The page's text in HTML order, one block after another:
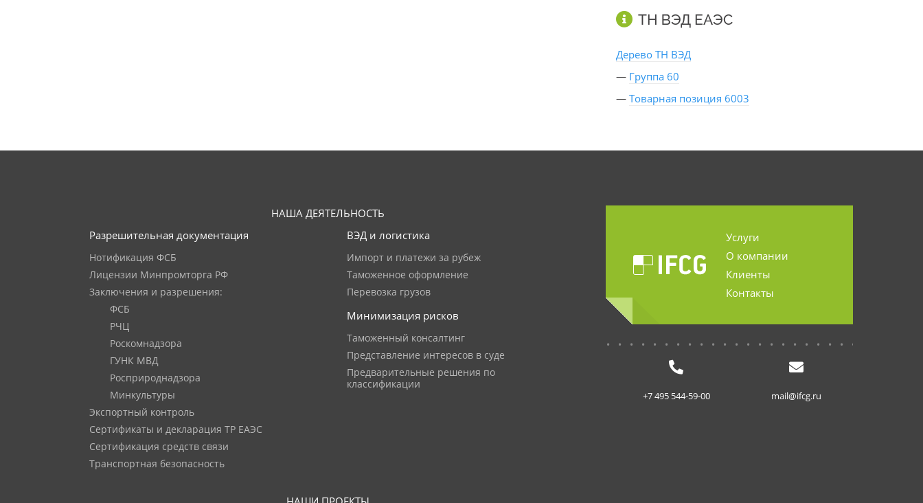
ТН ВЭД ЕАЭС
Дерево ТН ВЭД
— Группа 60
— Товарная позиция 6003
НАША ДЕЯТЕЛЬНОСТЬ
Разрешительная документация
Нотификация ФСБ
Лицензии Минпромторга РФ
Заключения и разрешения:
ФСБ
РЧЦ
Роскомнадзора
ГУНК МВД
Росприроднадзора
Минкультуры
Экспортный контроль
Сертификаты и декларация ТР ЕАЭС
Сертификация средств связи
Транспортная безопасность
ВЭД и логистика
Импорт и платежи за рубеж
Таможенное оформление
Перевозка грузов
Минимизация рисков
Таможенный консалтинг
Представление интересов в суде
Предварительные решения по
классификации
Услуги
О компании
Клиенты
Контакты
+7 495 544-59-00 mail@ifcg.ru